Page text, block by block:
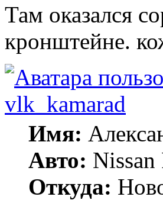
Там оказался
кронштейне.
vlk_kamarad
Имя:
Авто: Nissan
Откуда: